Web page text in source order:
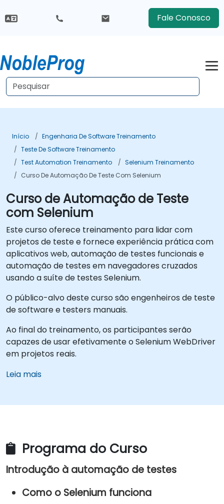
Fale Conosco
Início
Engenharia De Software Treinamento
Teste De Software Treinamento
Test Automation Treinamento
Selenium Treinamento
Curso De Automação De Teste Com Selenium
Curso de Automação de Teste
com Selenium
Este curso oferece treinamento para lidar com
projetos de teste e fornece experiência prática com
aplicativos web, automação de testes funcionais e
automação de testes em navegadores cruzados
usando a suíte de testes Selenium.
O público-alvo deste curso são engenheiros de teste
de software e testers manuais.
Ao final do treinamento, os participantes serão
capazes de usar efetivamente o Selenium WebDriver
em projetos reais.
Leia mais
Programa do Curso
Introdução à automação de testes
Como o Selenium funciona